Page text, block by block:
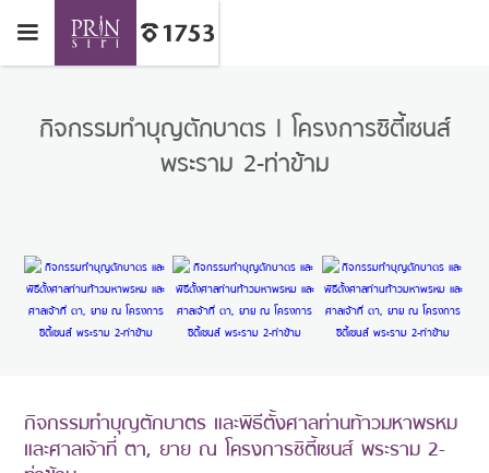
กิจกรรมทำบุญตักบาตร | โครงการซิตี้เซนส์
พระราม 2-ท่าข้าม
กิจกรรมทำบุญตักบาตร และพิธีตั้งศาลท่านท้าวมหาพรหม
และศาลเจ้าที่ ตา, ยาย ณ โครงการซิตี้เซนส์ พระราม 2-